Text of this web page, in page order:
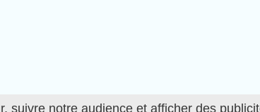
notre audience et afficher des